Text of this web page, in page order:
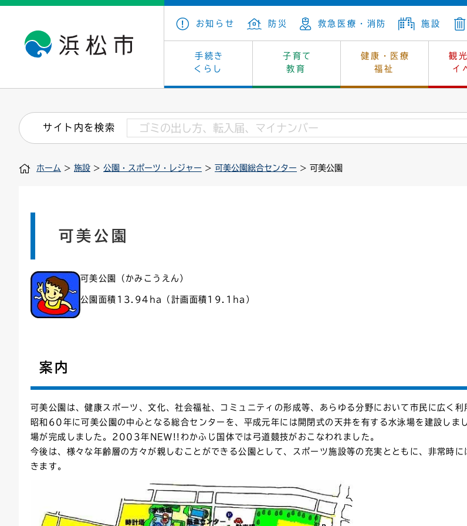
お知らせ 防災 救急医療・消防 施設
手続き
くらし
子育て
教育
健康・医療
福祉
観
イ
戸籍・住民の手続き 保険・年金 上下水道
住まい・建築 墓地・斎場 消費生活
税金 法人税
連絡ごみ
子育て・青少年・若者 教育 生涯学習
看護専門学校 学級閉鎖 幼稚園一覧
小学校一覧 中学校一覧
健康・医療 福祉 休日当番医
介護保険 保健所
文化・芸術 文化財 レジャー・ス
浜松・浜名湖だいすきネット はじめよう、ハマライフ
産業振興 カーボンニュートラル 土地
発注情報(入札・契約) 福祉・介護 環境対策
募集 雇用・就労
市の概要 庁舎案内 市長の部屋
外郭団体 統計 選挙
職員採用 市有財産
ユニバーサルデザイン
サイト内を検索
ホーム > 施設 > 公園・スポーツ・レジャー > 可美公園総合センター > 可美公園
可美公園
可美公園（かみこうえん）
公園面積13.94ha（計画面積19.1ha）
案内
可美公園は、健康スポーツ、文化、社会福祉、コミュニティの形成等、あらゆる分野において市民に広く
昭和60年に可美公園の中心となる総合センターを、平成元年には開閉式の天井を有する水泳場を建設し
場が完成しました。2003年NEW!!わかふじ国体では弓道競技がおこなわれました。
今後は、様々な年齢層の方々が親しむことができる公園として、スポーツ施設等の充実とともに、非常時
きます。